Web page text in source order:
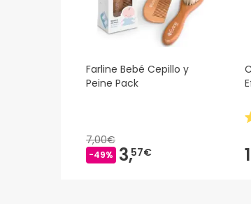
Farline Bebé Cepillo y
Peine Pack
7,00€
-49% 3,57€